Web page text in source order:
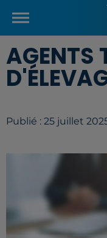
AGENTS
Publié : 25 juillet